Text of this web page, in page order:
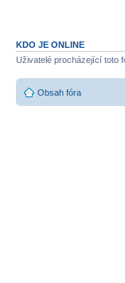
KDO JE ONLINE
Uživatelé procházející toto
Obsah fóra